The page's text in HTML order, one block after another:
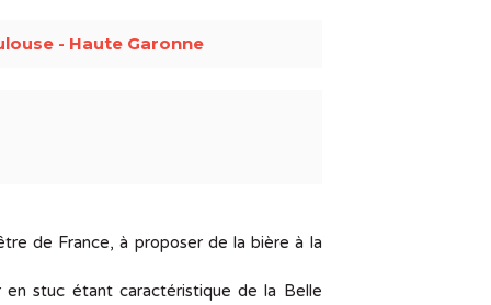
- Haute Garonne
de France, à proposer de la bière à la
stuc étant caractéristique de la Belle